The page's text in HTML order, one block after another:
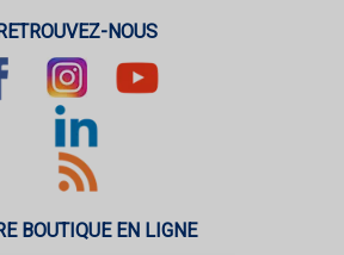
NOUS
BOUTIQUE EN LIGNE